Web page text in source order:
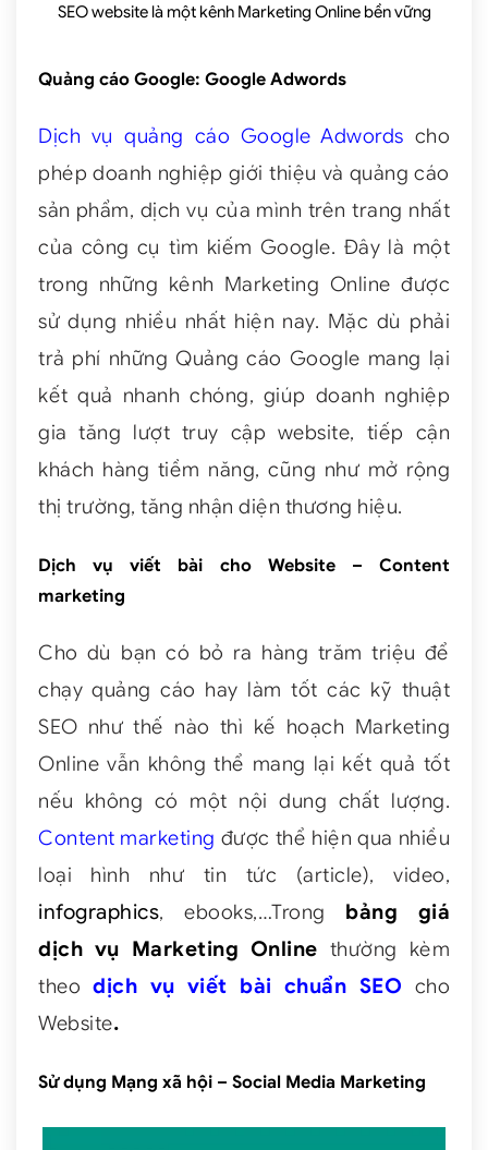
SEO website là một kênh Marketing Online bền vững
Quảng cáo Google: Google Adwords
Dịch vụ quảng cáo Google Adwords cho
phép doanh nghiệp giới thiệu và quảng cáo
sản phẩm, dịch vụ của mình trên trang nhất
của công cụ tìm kiếm Google. Đây là một
trong những kênh Marketing Online được
sử dụng nhiều nhất hiện nay. Mặc dù phải
trả phí những Quảng cáo Google mang lại
kết quả nhanh chóng, giúp doanh nghiệp
giatăng lượt truy cập website, tiếp cận
khách hàng tiềm năng, cũng như mở rộng
thị trường, tăng nhận diện thương hiệu.
Dịch vụ viết bài cho Website – Content
marketing
Cho dù bạn có bỏ ra hàng trăm triệu để
chạy quảng cáo hay làm tốt các kỹ thuật
SEO như thế nào thì kế hoạch Marketing
Online vẫn không thể mang lại kết quả tốt
nếu không có một nội dung chất lượng.
Content marketing được thể hiện qua nhiều
loại hình như tin tức (article), video,
infographics, ebooks,…Trong bảng giá
dịch vụ Marketing Online thường kèm
theodịch vụ viết bài chuẩn SEO cho
Website.
Sử dụng Mạng xã hội – Social Media Marketing